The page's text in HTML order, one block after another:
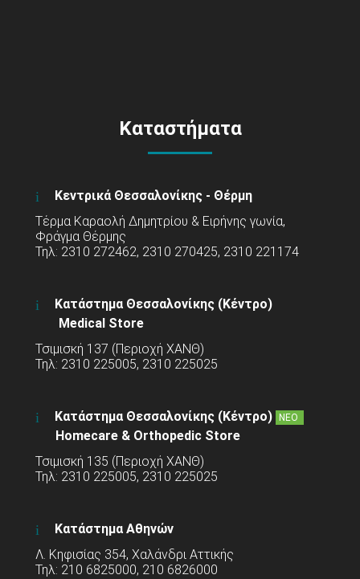
Καταστήματα
Κεντρικά Θεσσαλονίκης - Θέρμη
Τέρμα Καραολή Δημητρίου & Ειρήνης γωνία,
Φράγμα Θέρμης
Τηλ: 2310 272462, 2310 270425, 2310 221174
Κατάστημα Θεσσαλονίκης (Κέντρο)
Medical Store
Τσιμισκή 137 (Περιοχή ΧΑΝΘ)
Τηλ: 2310 225005, 2310 225025
Κατάστημα Θεσσαλονίκης (Κέντρο) ΝΕΟ
Homecare & Orthopedic Store
Τσιμισκή 135 (Περιοχή ΧΑΝΘ)
Τηλ: 2310 225005, 2310 225025
Κατάστημα Αθηνών
Λ. Κηφισίας 354, Χαλάνδρι Αττικής
Τηλ: 210 6825000, 210 6826000